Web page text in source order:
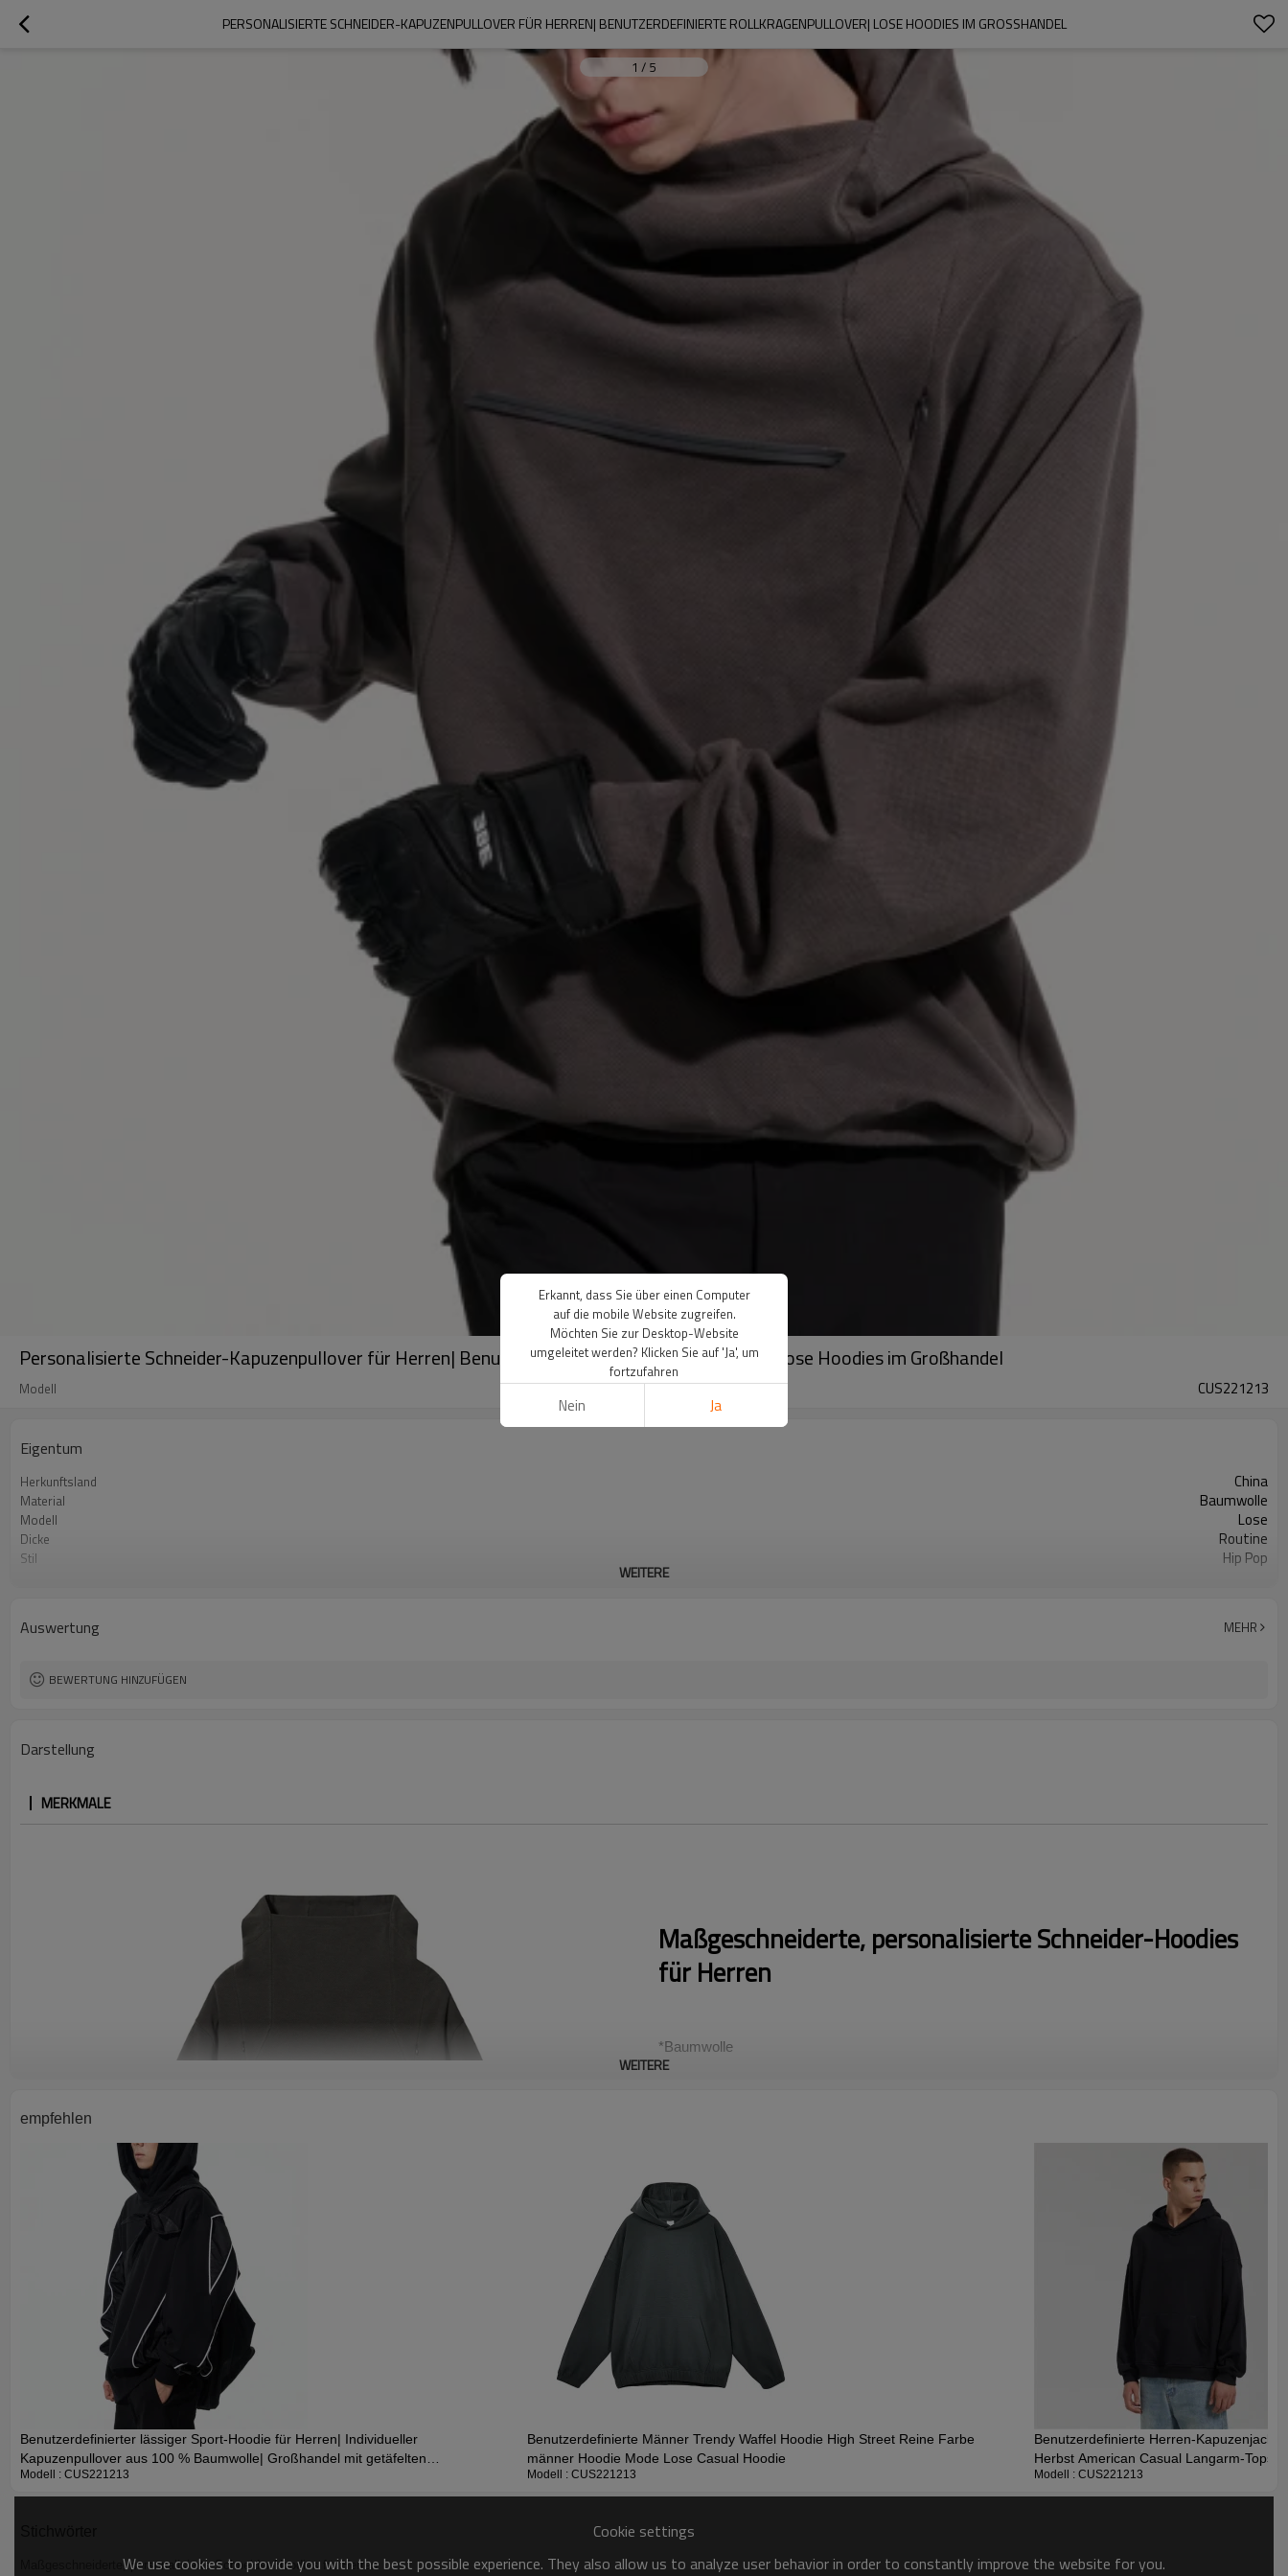
PERSONALISIERTE SCHNEIDER-KAPUZENPULLOVER FÜR HERREN| BENUTZERDEFINIERTE ROLLKRAGENPULLOVER| LOSE HOODIES IM GROSSHANDEL
1 / 5
Personalisierte Schneider-Kapuzenpullover für Herren| Benutzerdefinierte Rollkragenpullover| Lose Hoodies im Großhandel
Modell CUS221213
Eigentum
Herkunftsland China
Material Baumwolle
Modell Lose
Dicke Routine
Stil Hip Pop
WEITERE
Auswertung MEHR
BEWERTUNG HINZUFÜGEN
Darstellung
MERKMALE
Maßgeschneiderte, personalisierte Schneider-Hoodies
für Herren
*Baumwolle
Er gilt als einer der prägenden Trends des Jahrzehnts. Es zeigt einen Vintage-Look und macht
die Kleidung weich und hautnah. Unsere Fabrik verwendet den Stoff zur Herstellung der Artikel,
es hat keine Risse für die Hoodies.
WEITERE
empfehlen
Benutzerdefinierter lässiger Sport-Hoodie für Herren| Individueller
Kapuzenpullover aus 100 % Baumwolle| Großhandel mit getäfelten
Kapuzenpullovern
Modell : CUS221213
Benutzerdefinierte Männer Trendy Waffel Hoodie High Street Reine Farbe
männer Hoodie Mode Lose Casual Hoodie
Modell : CUS221213
Benutzerdefinierte Herren-
Herbst American Casual Langarm-Tops |
Modell : CUS221213
Maßgeschneiderte, personalisierte Schneider-Hoodies für Herren
Cookie settings
We use cookies to provide you with the best possible experience. They also allow us to analyze user behavior in order to constantly improve the website for you.
Erkannt, dass Sie über einen Computer
auf die mobile Website zugreifen.
Möchten Sie zur Desktop-Website
umgeleitet werden? Klicken Sie auf 'Ja', um
fortzufahren
Nein Ja